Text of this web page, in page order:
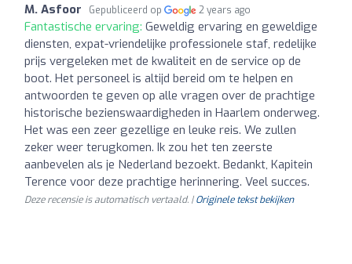
M. Asfoor Gepubliceerd op 2 years ago
Fantastische ervaring: Geweldig ervaring en geweldige
diensten, expat-vriendelijke professionele staf, redelijke
prijs vergeleken met de kwaliteit en de service op de
boot. Het personeel is altijd bereid om te helpen en
antwoorden te geven op alle vragen over de prachtige
historische bezienswaardigheden in Haarlem onderweg.
Het was een zeer gezellige en leuke reis. We zullen
zeker weer terugkomen. Ik zou het ten zeerste
aanbevelen als je Nederland bezoekt. Bedankt, Kapitein
Terence voor deze prachtige herinnering. Veel succes.
Deze recensie is automatisch vertaald. |Originele tekst bekijken